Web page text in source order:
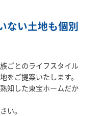
り
ってお伝えできる「高品
心な保証」「宿泊体験」
」「構造・耐震・制震」
の3つに分けてご説明いた
ない土地も個別
ごとのライフスタイル
をご提案いたします。
知した東宝ホームだか
い。